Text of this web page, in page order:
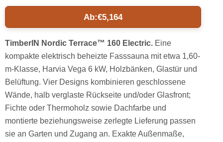
Ab:€5,164
TimberIN Nordic Terrace™ 160 Electric. Eine
kompakte elektrisch beheizte Fasssauna mit etwa 1,60-
m-Klasse, Harvia Vega 6 kW, Holzbänken, Glastür und
Belüftung. Vier Designs kombinieren geschlossene
Wände, halb verglaste Rückseite und/oder Glasfront;
Fichte oder Thermoholz sowie Dachfarbe und
montierte beziehungsweise zerlegte Lieferung passen
sie an Garten und Zugang an. Exakte Außenmaße,